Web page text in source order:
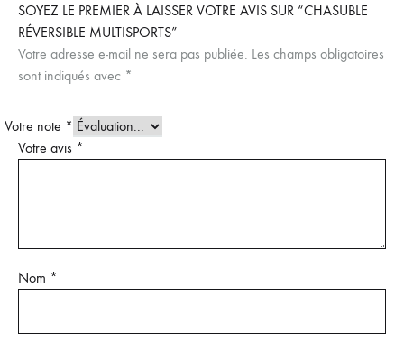
SOYEZ LE PREMIER À LAISSER VOTRE AVIS SUR “CHASUBLE
RÉVERSIBLE MULTISPORTS”
Votre adresse e-mail ne sera pas publiée. Les champs obligatoires
sont indiqués avec *
Votre note *
Votre avis *
Nom *